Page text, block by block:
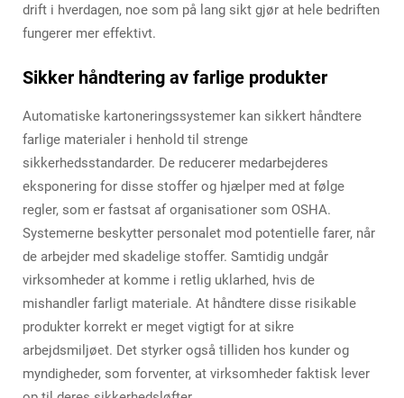
drift i hverdagen, noe som på lang sikt gjør at hele bedriften
fungerer mer effektivt.
Sikker håndtering av farlige produkter
Automatiske kartoneringssystemer kan sikkert håndtere
farlige materialer i henhold til strenge
sikkerhedsstandarder. De reducerer medarbejderes
eksponering for disse stoffer og hjælper med at følge
regler, som er fastsat af organisationer som OSHA.
Systemerne beskytter personalet mod potentielle farer, når
de arbejder med skadelige stoffer. Samtidig undgår
virksomheder at komme i retlig uklarhed, hvis de
mishandler farligt materiale. At håndtere disse risikable
produkter korrekt er meget vigtigt for at sikre
arbejdsmiljøet. Det styrker også tilliden hos kunder og
myndigheder, som forventer, at virksomheder faktisk lever